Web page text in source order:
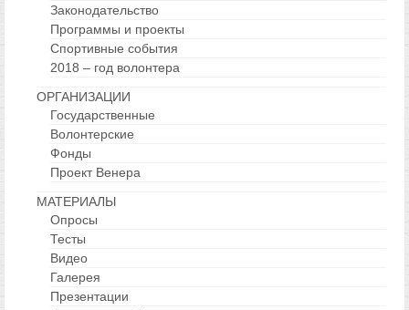
Законодательство
Программы и проекты
Спортивные события
2018 – год волонтера
ОРГАНИЗАЦИИ
Государственные
Волонтерские
Фонды
Проект Венера
МАТЕРИАЛЫ
Опросы
Тесты
Видео
Галерея
Презентации